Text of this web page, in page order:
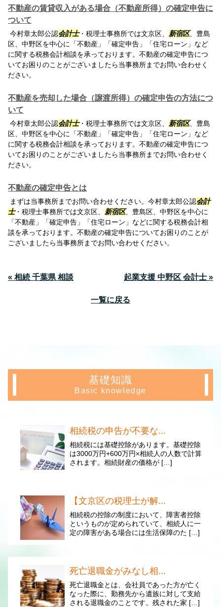
不動産の賃貸収入がある場合（不動産所得）の確定申告に
ついて
今村章太郎公認会計士・税理士事務所では文京区、 新宿区、豊島
区、中野区を中心に「不動産」「確定申告」「住宅ローン」など
に関する税務会計相談を承っております。不動産の確定申告につ
いてお困りのことがございましたら当事務所までお問い合わせく
ださい。
不動産を売却した場合（譲渡所得）の確定申告の方法につ
いて
今村章太郎公認会計士・税理士事務所では文京区、 新宿区、豊島
区、中野区を中心に「不動産」「確定申告」「住宅ローン」など
に関する税務会計相談を承っております。不動産の確定申告につ
いてお困りのことがございましたら当事務所までお問い合わせく
ださい。
不動産の確定申告とは
まずは当事務所までお問い合わせください。今村章太郎公認会計
士・税理士事務所では文京区、 新宿区、豊島区、中野区を中心に
「不動産」「確定申告」「住宅ローン」などに関する税務会計相
談を承っております。不動産の確定申告についてお困りのことが
ございましたら当事務所までお問い合わせください。
« 相続 千葉県 相談 起業支援 中野区 会計士 »
一覧に戻る
基礎知識
Basic knowledge
相続税の申告が不要な...
相続税には基礎控除があります。基礎控除
は3000万円+600万円×相続人の人数で計算
されます。相続財産の価格が […]
【文京区の税理士が解...
相続税の控除の制度において、障害者控除
というものが定められていて、相続人に一
定の障害がある場合には生活保障のた […]
死亡退職金がみなし相...
死亡退職金とは、会社員であった方が亡く
なった際に、勤務先から遺族に対して支給
される退職金のことです。残された家 […]